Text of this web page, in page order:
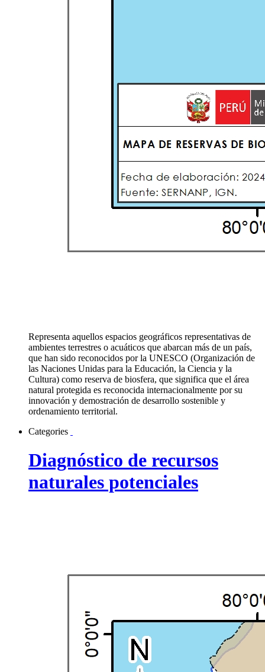
Representa aquellos espacios geográficos representativas de
ambientes terrestres o acuáticos que abarcan más de un país,
que han sido reconocidos por la UNESCO (Organización de
las Naciones Unidas para la Educación, la Ciencia y la
Cultura) como reserva de biosfera, que significa que el área
natural protegida es reconocida internacionalmente por su
innovación y demostración de desarrollo sostenible y
ordenamiento territorial.
Categories
Diagnóstico de recursos
naturales potenciales